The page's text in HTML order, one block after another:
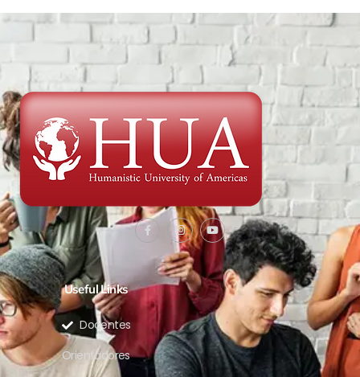
Useful Links
Docentes
Orientadores